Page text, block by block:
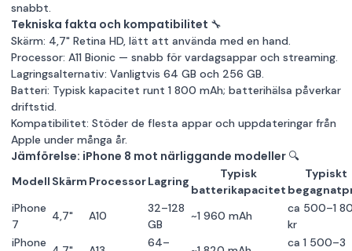
snabbt.
Tekniska fakta och kompatibilitet 🔧
Skärm: 4,7" Retina HD, lätt att använda med en hand.
Processor: A11 Bionic — snabb för vardagsappar och streaming.
Lagringsalternativ: Vanligtvis 64 GB och 256 GB.
Batteri: Typisk kapacitet runt 1 800 mAh; batterihälsa påverkar
driftstid.
Kompatibilitet: Stöder de flesta appar och uppdateringar från
Apple under många år.
Jämförelse: iPhone 8 mot närliggande modeller 🔍
Modell Skärm ProcessorLagring
Typisk
batterikapacitet
Typiskt
iPhone
7
4,7" A10
32–128
GB
~1 960 mAh
ca 500–1
kr
iPhone
64–
ca 1 500–3